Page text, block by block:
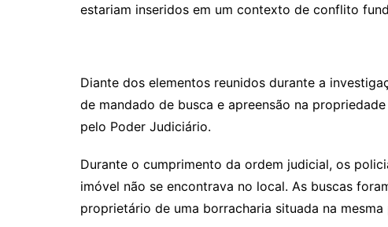
estariam inseridos em um contexto de conflito
Diante dos elementos reunidos durante a
de mandado de busca e apreensão na
pelo Poder Judiciário.
Durante o cumprimento da ordem judicial, os
imóvel não se encontrava no local. As buscas
proprietário de uma borracharia situada na